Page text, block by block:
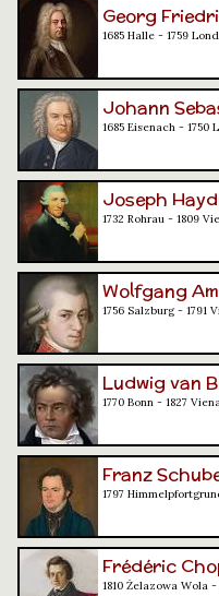
Georg
1685 Halle - 1759
Johann
1685 Eisenach - 1750
Joseph
1732 Rohrau - 1809
Wolfgang
1756 Salzburg - 1791
Ludwig van
1770 Bonn - 1827
Franz
1797
Frédéric
1810 Żelazowa Wola -